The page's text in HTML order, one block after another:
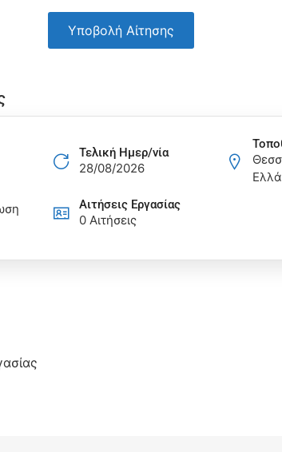
Υποβολή Αίτησης
Τελική Ημερ/νία
28/08/2026
Αιτήσεις Eργασίας
0 Αιτήσεις